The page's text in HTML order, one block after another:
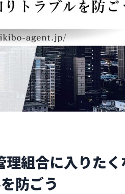
理組合に入りた
防ごう